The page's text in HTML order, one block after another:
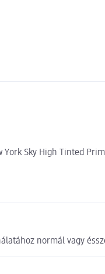
Sky High Tinted
normál vagy